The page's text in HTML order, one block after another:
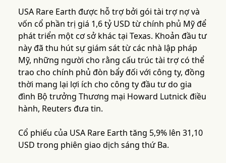
USA Rare Earth được hỗ trợ bởi gói tài trợ nợ và
vốn cổ phần trị giá 1,6 tỷ USD từ chính phủ Mỹ để
phát triển một cơ sở khác tại Texas. Khoản đầu tư
này đã thu hút sự giám sát từ các nhà lập pháp
Mỹ, những người cho rằng cấu trúc tài trợ có thể
trao cho chính phủ đòn bẩy đối với công ty, đồng
thời mang lại lợi ích cho công ty đầu tư do gia
đình Bộ trưởng Thương mại Howard Lutnick điều
hành, Reuters đưa tin.
Cổ phiếu của USA Rare Earth tăng 5,9% lên 31,10
USD trong phiên giao dịch sáng thứ Ba.